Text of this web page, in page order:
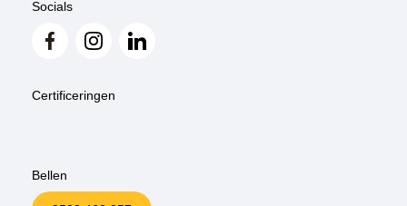
Socials
Certificeringen
Bellen